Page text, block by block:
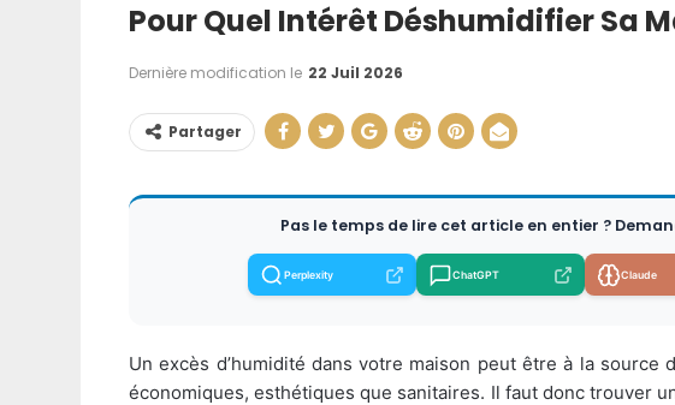
Pour Quel Intérêt Déshumidifier Sa
Dernière modification le 22 Juil 2026
Partager
Pas le temps de lire cet article en entier ?
Perplexity ChatGPT Claude
Un excès d’humidité dans votre maison peut être à la source
économiques, esthétiques que sanitaires. Il faut donc trouver
Comment Faire Du Blanc
Manuellement : Techniques,
21 Juin 2026